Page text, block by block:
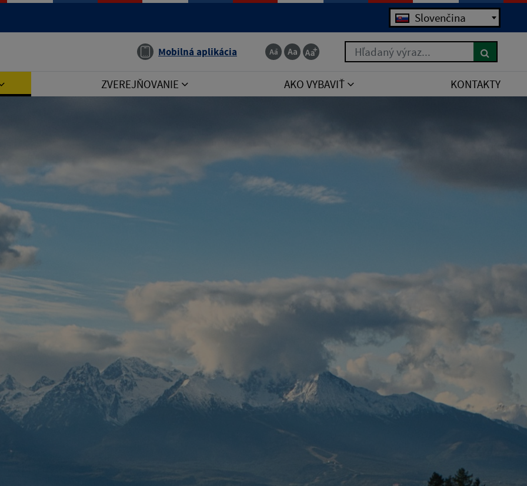
Slovenčina
Mobilná aplikácia Hľadaný výraz...
ZVEREJŇOVANIE AKO VYBAVIŤ KONTAKTY